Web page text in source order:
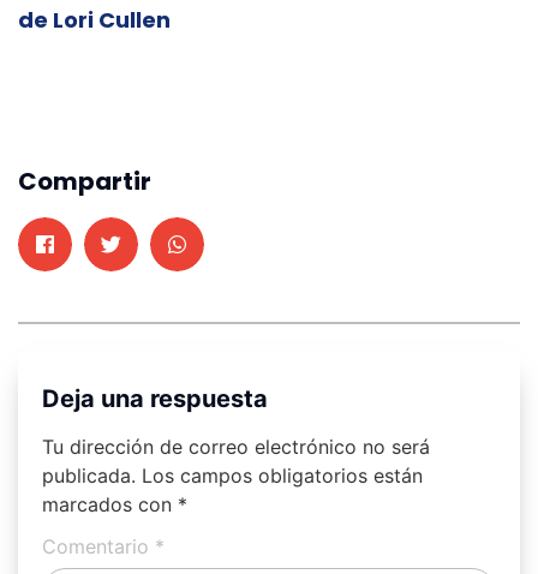
de Lori Cullen
Compartir
Deja una respuesta
Tu dirección de correo electrónico no será
publicada. Los campos obligatorios están
marcados con *
Comentario *